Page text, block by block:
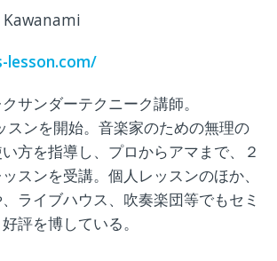
サンダーテクニーク講師。
スンを開始。音楽家のための無理の
方を指導し、プロからアマまで、２
スンを受講。個人レッスンのほか、
ライブハウス、吹奏楽団等でもセミ
評を博している。